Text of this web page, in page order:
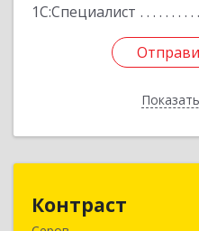
1С:Специалист
Контраст